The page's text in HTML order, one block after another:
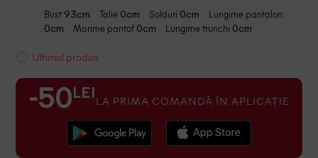
Bust 93cm Talie 0cm Solduri 0cm Lungime pantalon
0cm Marime pantof 0cm Lungime trunchi 0cm
Ultimul produs
-50 LEI LA PRIMA COMANDĂ ÎN APLICAȚIE